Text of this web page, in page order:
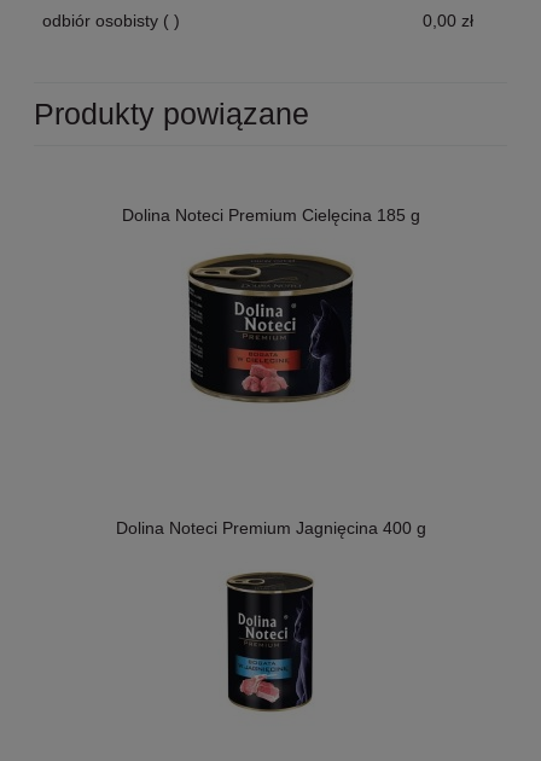
odbiór osobisty ( ) 0,00 zł
Produkty powiązane
Dolina Noteci Premium Cielęcina 185 g
Dolina Noteci Premium Jagnięcina 400 g